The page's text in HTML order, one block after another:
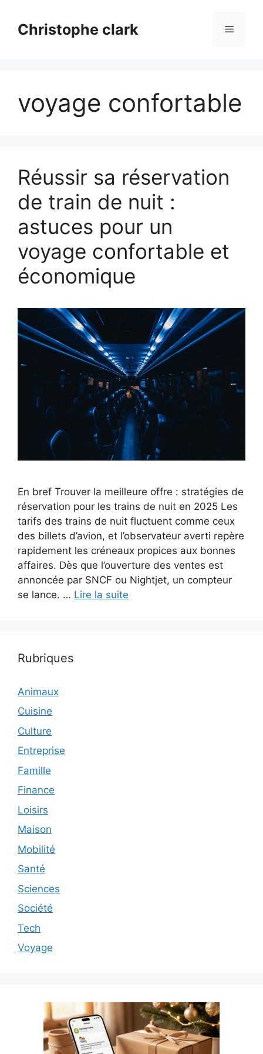
contenuChristophe clark Menu
voyage confortable
Réussir sa réservation
de train de nuit :
astuces pour un
voyage confortable et
économique
En bref Trouver la meilleure offre : stratégies de
réservation pour les trains de nuit en 2025 Les
tarifs des trains de nuit fluctuent comme ceux
des billets d’avion, et l’observateur averti repère
rapidement les créneaux propices aux bonnes
affaires. Dès que l’ouverture des ventes est
annoncée par SNCF ou Nightjet, un compteur
se lance. … Lire la suite
Rubriques
Animaux
Cuisine
Culture
Entreprise
Famille
Finance
Loisirs
Maison
Mobilité
Santé
Sciences
Société
Tech
Voyage